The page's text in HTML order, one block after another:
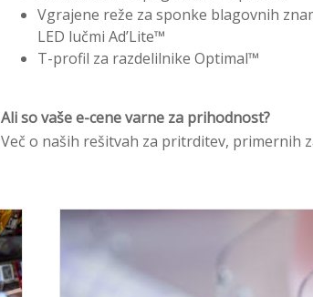
Vgrajene reže za sponke blagovnih
LED lučmi Ad’Lite™
T-profil za razdelilnike Optimal™
Ali so vaše e-cene varne za prihodnost?
Več o naših rešitvah za pritrditev, primernih